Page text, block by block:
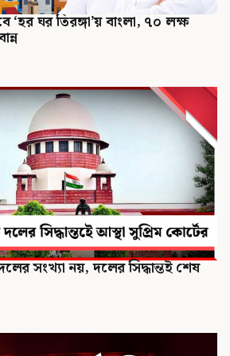
‘হর ঘর তিরঙ্গা’য় বাংলা, ৭০ লক্ষ
সংখ্যা নয়, দলের সিদ্ধান্তই শেষ